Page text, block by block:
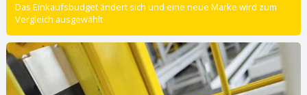
Das Einkaufsbudget ändert sich und eine neue Marke wird zum
Vergleich ausgewählt